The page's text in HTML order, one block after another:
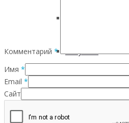
Инсульта
Сахарного диабета
Комментарий *
Имя *
Email *
Сайт